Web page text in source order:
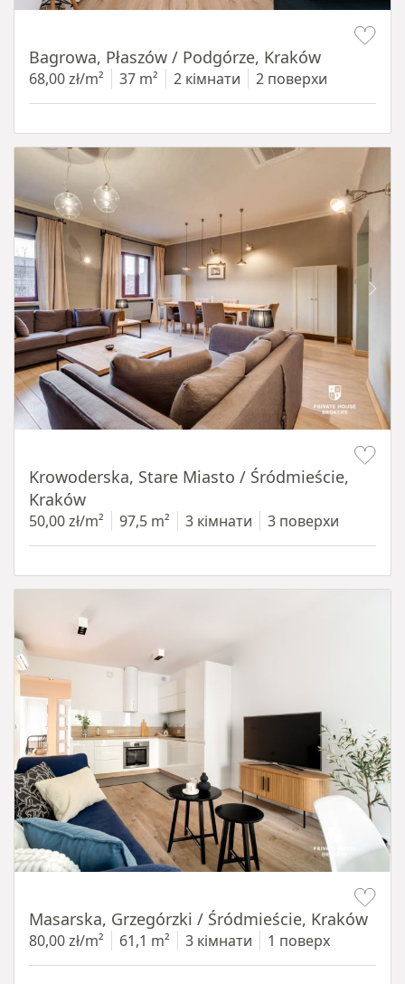
Bagrowa, Płaszów / Podgórze, Kraków
68,00 zł/m² 37 m² 2 кімнати 2 поверхи
Krowoderska, Stare Miasto / Śródmieście,
Kraków
50,00 zł/m² 97,5 m² 3 кімнати 3 поверхи
Masarska, Grzegórzki / Śródmieście, Kraków
80,00 zł/m² 61,1 m² 3 кімнати 1 поверх